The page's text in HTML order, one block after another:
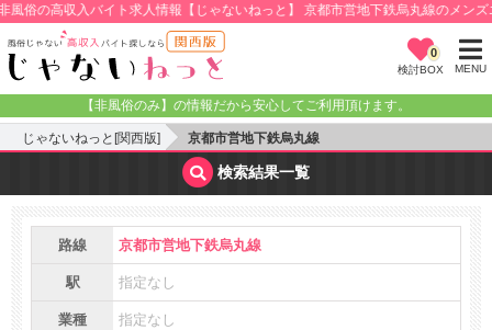
収入バイト求人情報【じゃないねっと】京都市営地下鉄烏丸線のメンズエステ・
0
検討BOX MENU
【非風俗のみ】の情報だから安心してご利用頂けます。
京都市営地下鉄烏丸線
じゃないねっと[関西版]
検索結果一覧
路線 京都市営地下鉄烏丸線
駅 指定なし
業種 指定なし